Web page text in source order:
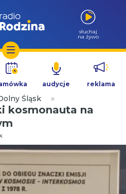
słuchaj
na żywo
audycje reklama
Śląsk »
kosmonauta na